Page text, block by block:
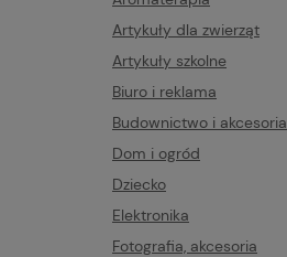
Artykuły dla zwierząt
Artykuły szkolne
Biuro i reklama
Budownictwo i akcesoria
Dom i ogród
Dziecko
Elektronika
Fotografia, akcesoria